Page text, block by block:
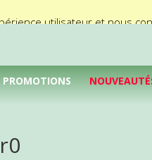
PROMOTIONS
utilisateur et nous